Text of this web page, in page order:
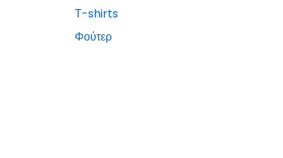
Τ-shirts
Φούτερ